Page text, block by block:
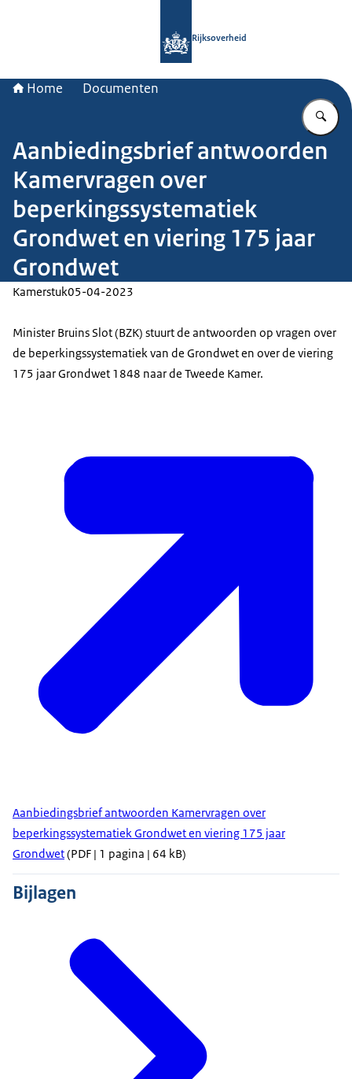
Rijksoverheid
Home Documenten
Aanbiedingsbrief antwoorden
Kamervragen over
beperkingssystematiek
Grondwet en viering 175 jaar
Grondwet
Kamerstuk05-04-2023
Minister Bruins Slot (BZK) stuurt de antwoorden op vragen over
de beperkingssystematiek van de Grondwet en over de viering
175 jaar Grondwet 1848 naar de Tweede Kamer.
Aanbiedingsbrief antwoorden Kamervragen over
beperkingssystematiek Grondwet en viering 175 jaar
Grondwet(PDF | 1 pagina | 64 kB)
Bijlagen